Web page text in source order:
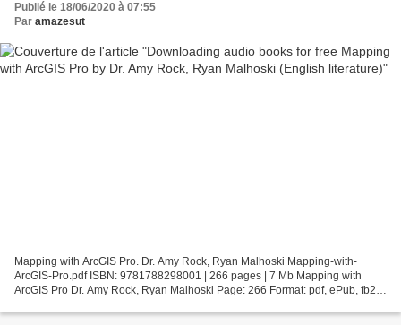
Publié le 18/06/2020 à 07:55
Par amazesut
Mapping with ArcGIS Pro. Dr. Amy Rock, Ryan Malhoski Mapping-with-
ArcGIS-Pro.pdf ISBN: 9781788298001 | 266 pages | 7 Mb Mapping with
ArcGIS Pro Dr. Amy Rock, Ryan Malhoski Page: 266 Format: pdf, ePub, fb2,